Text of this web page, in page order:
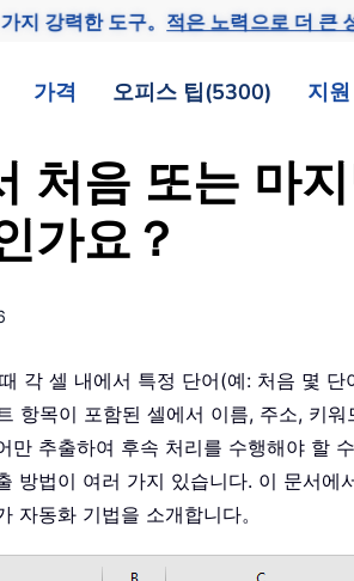
지 강력한 도구。 적은 노력으로 더 큰
가격 오피스 팁(5300) 지원
처음 또는 마
가요？
각 셀 내에서 특정 단어(예: 처음 몇
항목이 포함된 셀에서 이름, 주소, 키
만 추출하여 후속 처리를 수행해야 할
방법이 여러 가지 있습니다. 이 문서
자동화 기법을 소개합니다。